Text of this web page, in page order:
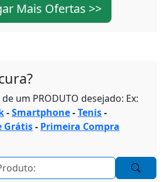
Mais Ofertas >>
um PRODUTO desejado: Ex:
-Smartphone-Tenis-
Grátis- Primeira Compra